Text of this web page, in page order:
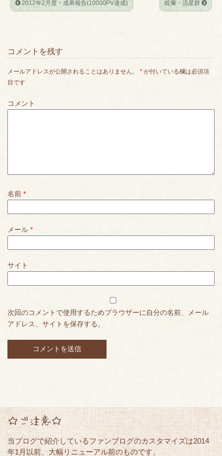
2012年2月度・成果報告(10000PV達成) 眩暈・流星群
コメントを残す
メールアドレスが公開されることはありません。 * が付いている欄は必須項
目です
コメント
名前 *
メール *
サイト
次回のコメントで使用するためブラウザーに自分の名前、メール
アドレス、サイトを保存する。
☆ご注意☆
当ブログで紹介しているファンブログのカスタマイズは2014
年1月以前、大幅リニューアル前のものです。